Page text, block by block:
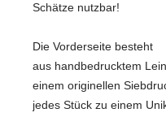
Schätze nutzbar!
Die Vorderseite besteht
aus handbedrucktem
einem originellen
jedes Stück zu einem